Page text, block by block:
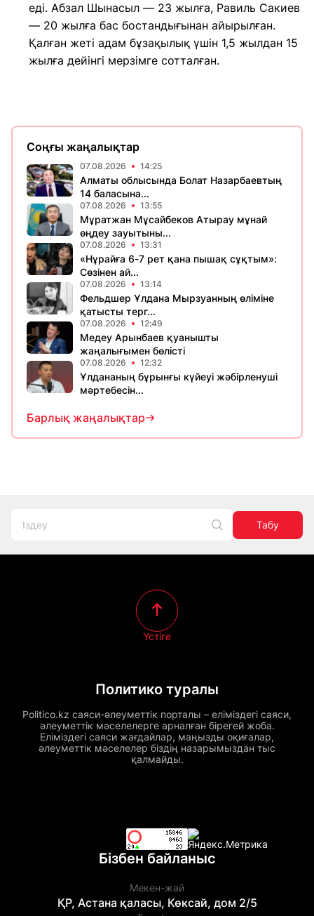
еді. Абзал Шынасыл — 23 жылға, Равиль Сакиев
— 20 жылға бас бостандығынан айырылған.
Қалған жеті адам бұзақылық үшін 1,5 жылдан 15
жылға дейінгі мерзімге сотталған.
Соңғы жаңалықтар
07.08.2026 14:25
Алматы облысында Болат Назарбаевтың
14 баласына...
07.08.2026 13:55
Мұратжан Мұсайбеков Атырау мұнай
өңдеу зауытыны...
07.08.2026 13:31
«Нұрайға 6-7 рет қана пышақ сұқтым»:
Сөзінен ай...
07.08.2026 13:14
Фельдшер Ұлдана Мырзуанның өліміне
қатысты терг...
07.08.2026 12:49
Медеу Арынбаев қуанышты
жаңалығымен бөлісті
07.08.2026 12:32
Ұлдананың бұрынғы күйеуі жәбірленуші
мәртебесін...
Барлық жаңалықтар
Табу
Политико туралы
Politico.kz саяси-әлеуметтік порталы – еліміздегі саяси,
әлеуметтік мәселелерге арналған бірегей жоба.
Еліміздегі саяси жағдайлар, маңызды оқиғалар,
әлеуметтік мәселелер біздің назарымыздан тыс
қалмайды.
Үстіге
Бізбен байланыс
Мекен-жай
ҚР, Астана қаласы, Көксай, дом 2/5